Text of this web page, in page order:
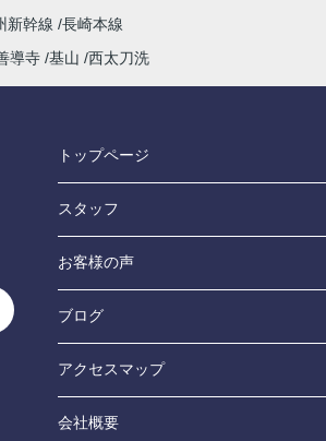
新幹線 長崎本線
導寺 基山 西太刀洗
トップページ
スタッフ
お客様の声
ブログ
アクセスマップ
会社概要